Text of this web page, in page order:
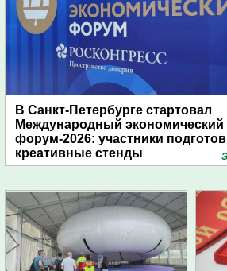
В Санкт-Петербурге стартовал
Международный экономический
форум-2026: участники
креативные стенды